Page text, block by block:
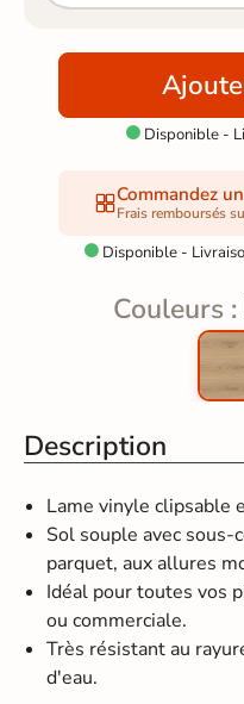
Disponible -
Commandez
Frais remboursés
 Disponible -
Couleurs :
Description
Lame vinyle clipsable
Sol souple avec
parquet, aux allures
Idéal pour toutes vos
ou commerciale.
Très résistant au
d'eau.